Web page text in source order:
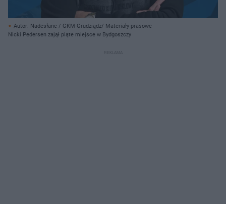
Autor: Nadesłane / GKM Grudziądz/ Materiały prasowe
Nicki Pedersen zajął piąte miejsce w Bydgoszczy